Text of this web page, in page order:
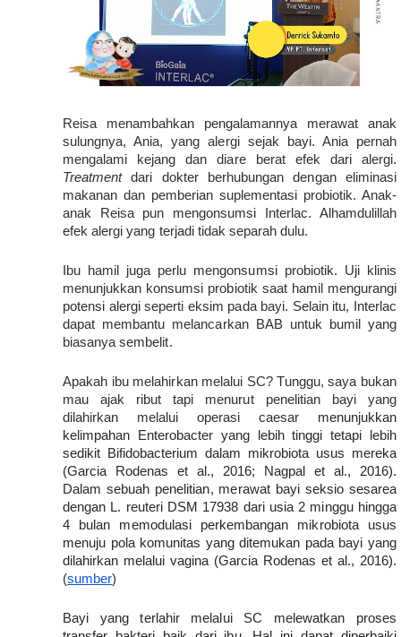
Reisa menambahkan pengalamannya merawat anak
sulungnya, Ania, yang alergi sejak bayi. Ania pernah
Treatment dari dokter berhubungan dengan eliminasi
makanan dan pemberian suplementasi probiotik. Anak-
anak Reisa pun mengonsumsi Interlac. Alhamdulillah
efek alergi yang terjadi tidak separah dulu.
Ibu hamil juga perlu mengonsumsi probiotik. Uji klinis
menunjukkan konsumsi probiotik saat hamil mengurangi
potensi alergi seperti eksim pada bayi. Selain itu, Interlac
dapat membantu melancarkan BAB untuk bumil yang
biasanya sembelit.
Apakah ibu melahirkan melalui SC? Tunggu, saya bukan
mau ajak ribut tapi menurut penelitian bayi yang
dilahirkan melalui operasi caesar menunjukkan
kelimpahan Enterobacter yang lebih tinggi tetapi lebih
sedikit Bifidobacterium dalam mikrobiota usus mereka
(Garcia Rodenas et al., 2016; Nagpal et al., 2016).
Dalam sebuah penelitian, merawat bayi seksio sesarea
dengan L. reuteri DSM 17938 dari usia 2 minggu hingga
4 bulan memodulasi perkembangan mikrobiota usus
menuju pola komunitas yang ditemukan pada bayi yang
(sumber)
Bayi yang terlahir melalui SC melewatkan proses